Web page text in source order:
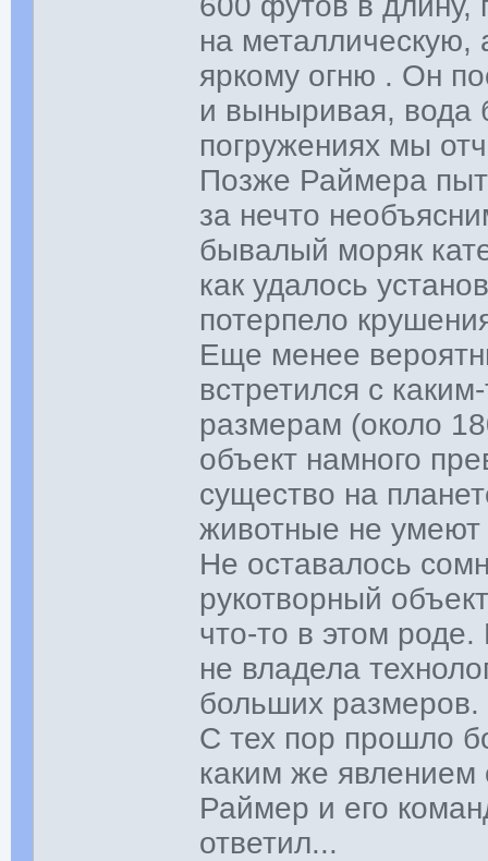
на металлическую,
яркому огню . Он
и выныривая, вода
погружениях мы
Позже Раймера
за нечто
бывалый моряк
как удалось
потерпело
Еще менее
встретился с
размерам (около
объект намного
существо на
животные не умеют
Не оставалось
рукотворный
что-то в этом
не владела
больших размеров.
С тех пор прошло
каким же явлением
Раймер и его
ответил...